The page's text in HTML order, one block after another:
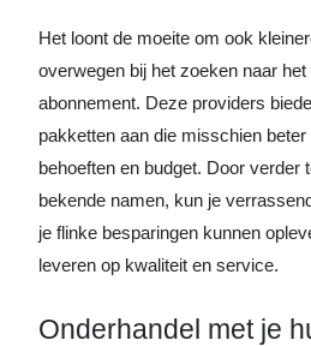
Het loont de moeite om ook
overwegen bij het zoeken naar
abonnement. Deze providers
pakketten aan die misschien
behoeften en budget. Door verder
bekende namen, kun je
je flinke besparingen kunnen
leveren op kwaliteit en service.
Onderhandel met je